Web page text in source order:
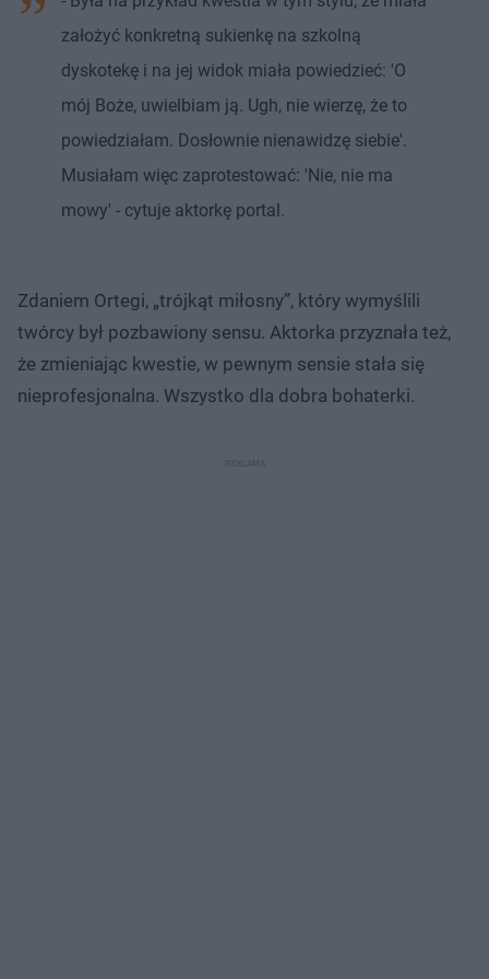
założyć konkretną sukienkę na szkolną
dyskotekę i na jej widok miała powiedzieć: 'O
mój Boże, uwielbiam ją. Ugh, nie wierzę, że to
powiedziałam. Dosłownie nienawidzę siebie'.
Musiałam więc zaprotestować: 'Nie, nie ma
mowy' - cytuje aktorkę portal.
Zdaniem Ortegi, „trójkąt miłosny”, który wymyślili
twórcy był pozbawiony sensu. Aktorka przyznała też,
że zmieniając kwestie, w pewnym sensie stała się
nieprofesjonalna. Wszystko dla dobra bohaterki.